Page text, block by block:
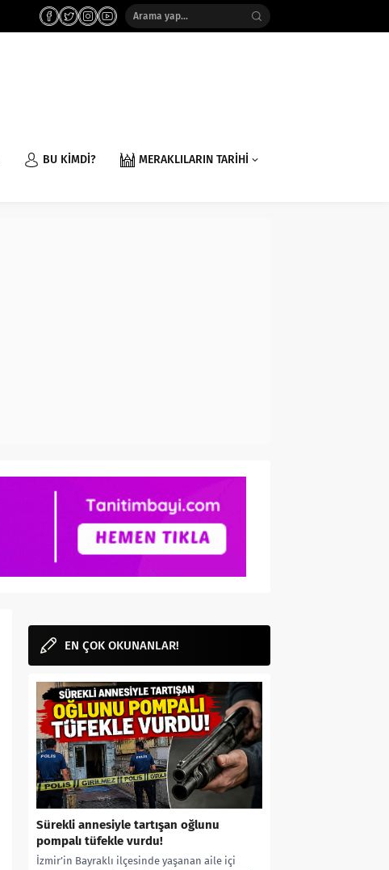
BU KİMDİ? MERAKLILARIN TARİHİ
EN ÇOK OKUNANLAR!
Sürekli annesiyle tartışan oğlunu
pompalı tüfekle vurdu!
İzmir’in Bayraklı ilçesinde yaşanan aile içi